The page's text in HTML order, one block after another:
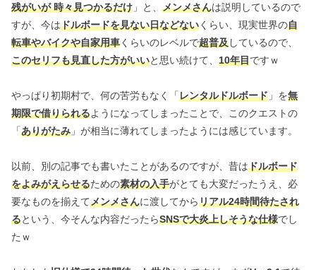
残がいが 時々見つかるだけ 」と、 メンメさんは説明しているので
すが、今はドルボードを見ない日などないくらい、現実世界の自
転車やバイクや自家用車くらいのレベルで超普及しているので、
このセリフも見直した方がいいと思い続けて、 10年目ですｗ
やっぱり初期村で、何の苦労もなく「レンタルドルボード 」を無
期限で借りられるようになってしまったことで、このクエストの
「ありがたみ 」が相当に薄れてしまったようには感じています。
以前、別の記事でも書いたことがあるのですが、昔はドルボード
をよみがえらせるための素材の入手がとても大変だったうえ、必
要なものを揃えてメンメさんに渡してからリアル24時間待たされ
るという、今そんな内容だったらSNSで大炎上しそうな仕様でし
たｗ